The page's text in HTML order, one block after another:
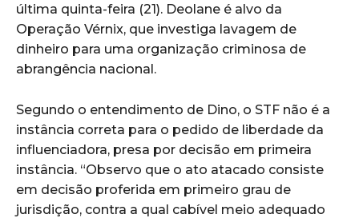
última quinta-feira (21). Deolane é alvo da
Operação Vérnix, que investiga lavagem de
dinheiro para uma organização criminosa de
abrangência nacional.
Segundo o entendimento de Dino, o STF não é a
instância correta para o pedido de liberdade da
influenciadora, presa por decisão em primeira
instância. “Observo que o ato atacado consiste
em decisão proferida em primeiro grau de
jurisdição, contra a qual cabível meio adequado